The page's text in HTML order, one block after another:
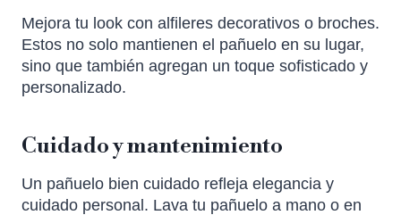
Mejora tu look con alfileres decorativos o broches.
Estos no solo mantienen el pañuelo en su lugar,
sino que también agregan un toque sofisticado y
personalizado.
Cuidado y mantenimiento
Un pañuelo bien cuidado refleja elegancia y
cuidado personal. Lava tu pañuelo a mano o en